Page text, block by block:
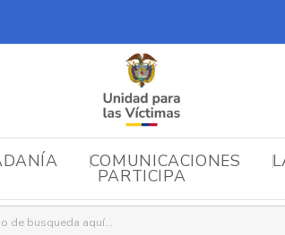
COMUNICACIONES
PARTICIPA